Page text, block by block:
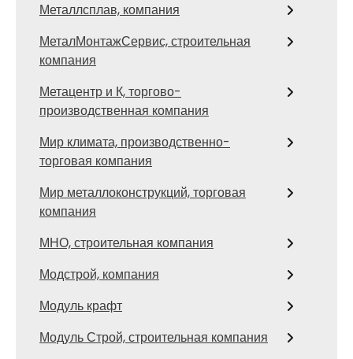
Металлсплав, компания
МеталМонтажСервис, строительная
компания
Метацентр и К, торгово-
производственная компания
Мир климата, производственно-
торговая компания
Мир металлоконструкций, торговая
компания
МНО, строительная компания
Модстрой, компания
Модуль крафт
Модуль Строй, строительная компания